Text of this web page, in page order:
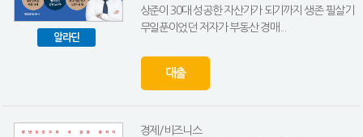
알라딘
상준이 30대 성공한 자산가가 되기까지 생존 필살기
무일푼이었던 저자가 부동산 경매...
대출
경제/비즈니스